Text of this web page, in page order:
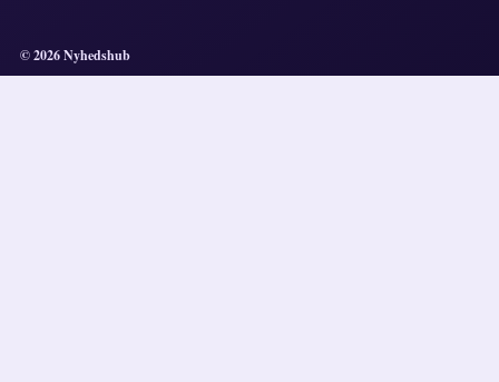
© 2026 Nyhedshub